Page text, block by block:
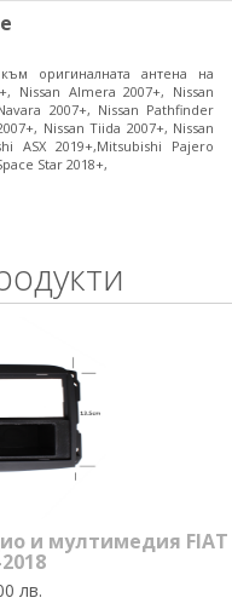
оригиналната антена на
Nissan Almera 2007+, Nissan
2007+, Nissan Pathfinder
Nissan Tiida 2007+, Nissan
ASX 2019+,Mitsubishi Pajero
Star 2018+,
и мултимедия FIAT
лв.